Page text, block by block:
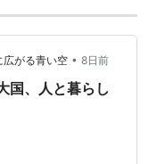
がる青い空 • 8日前
国、人と暮らし